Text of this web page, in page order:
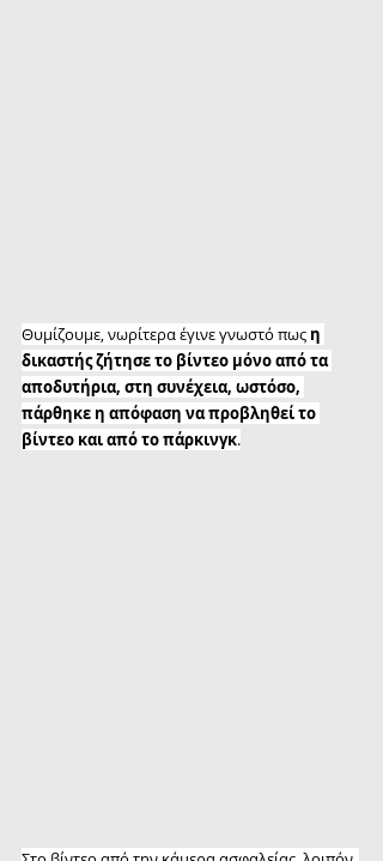
Θυμίζουμε, νωρίτερα έγινε γνωστό πως η
δικαστής ζήτησε το βίντεο μόνο από τα
αποδυτήρια, στη συνέχεια, ωστόσο,
πάρθηκε η απόφαση να προβληθεί το
βίντεο και από το πάρκινγκ.